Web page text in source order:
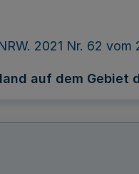
2021 Nr. 62 vom
auf dem Gebiet